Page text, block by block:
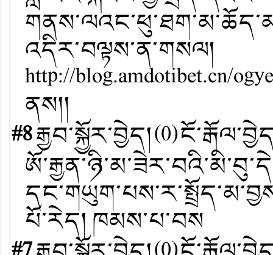
འདིར་བལྟས་ན་གསལ།
http://blog.amdotibet.cn/
ནས།།
#8རྒྱབ་སྐྱོར་བྱེད།(0)
པོ་རེད། ཁམས་པ་བས